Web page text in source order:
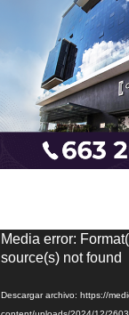
Media error:
source(s) not found
Descargar archivo: https://